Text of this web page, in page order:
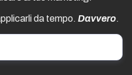
da tempo. Davvero.